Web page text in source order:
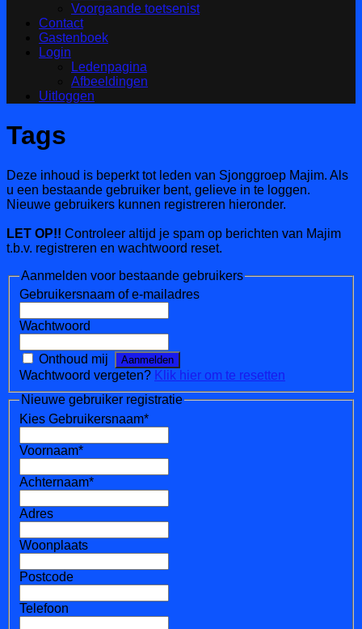
Voorgaande toetsenist
Contact
Gastenboek
Login
Ledenpagina
Afbeeldingen
Uitloggen
Tags
Deze inhoud is beperkt tot leden van Sjonggroep Majim. Als
u een bestaande gebruiker bent, gelieve in te loggen.
Nieuwe gebruikers kunnen registreren hieronder.
LET OP!! Controleer altijd je spam op berichten van Majim
t.b.v. registreren en wachtwoord reset.
Aanmelden voor bestaande gebruikers
Gebruikersnaam of e-mailadres
Wachtwoord
Onthoud mij
Wachtwoord vergeten? Klik hier om te resetten
Nieuwe gebruiker registratie
Kies Gebruikersnaam*
Voornaam*
Achternaam*
Adres
Woonplaats
Postcode
Telefoon